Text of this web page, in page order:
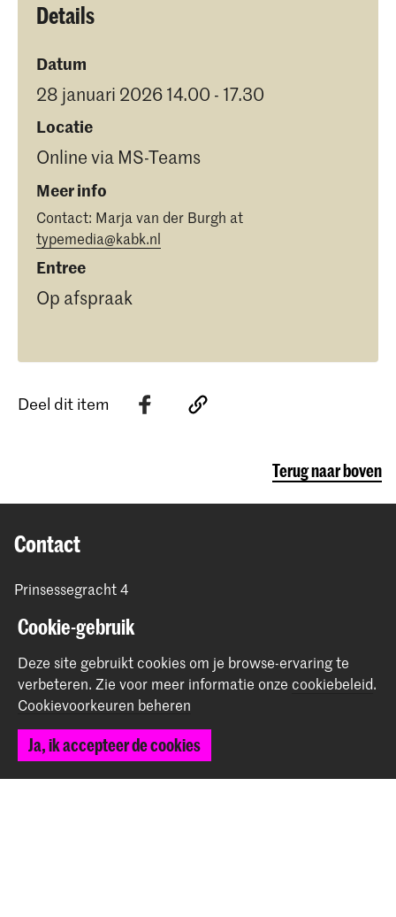
Details
Datum
28 januari 2026 14.00 - 17.30
Locatie
Online via MS-Teams
Meer info
Contact: Marja van der Burgh at
typemedia@kabk.nl
Entree
Op afspraak
Deel dit item
Terug naar boven
Contact
Prinsessegracht 4
+31 (0) 70 315 47 77
communication@kabk.nl
Graduation Show 2026
Start je aanmelding hier
Werken bij de KABK
Contactinfo
Cookie-gebruik
Deze site gebruikt cookies om je browse-ervaring te
verbeteren. Zie voor meer informatie onze cookiebeleid.
Cookievoorkeuren beheren
Ja, ik accepteer de cookies